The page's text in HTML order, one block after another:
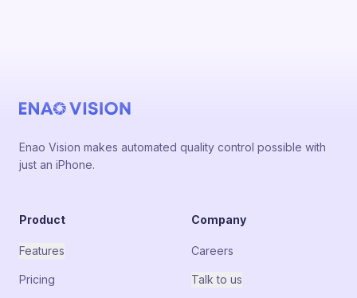
Enao Vision makes automated quality control possible with
just an iPhone.
Product
Features
Pricing
Company
Careers
Talk to us